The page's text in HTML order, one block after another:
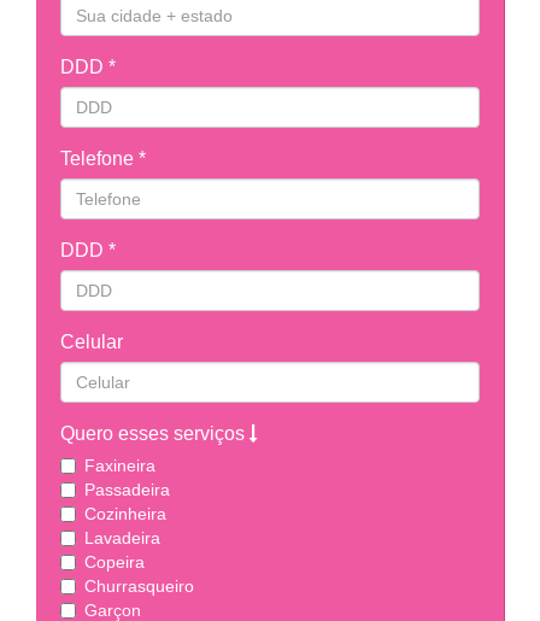
DDD *
Telefone *
DDD *
Celular
Quero esses serviços
Faxineira
Passadeira
Cozinheira
Lavadeira
Copeira
Churrasqueiro
Garçon